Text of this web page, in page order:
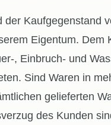
der
Eigentum.
, Einbruch- und
Sind Waren in
gelieferten
des Kunden